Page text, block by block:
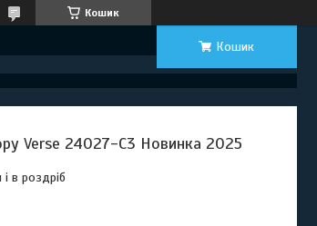
Кошик
Кошик
Verse 24027-C3 Новинка 2025
в роздріб